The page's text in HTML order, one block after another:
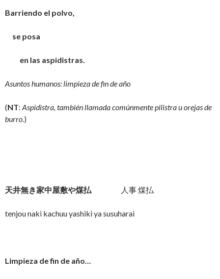
Barriendo el polvo,
se posa
en las aspidistras.
Asuntos humanos: limpieza de fin de año
(NT: Aspidistra, también llamada comúnmente pilistra u orejas de
burro.)
天井無き家中屋敷や煤払 人事 煤払
tenjou naki kachuu yashiki ya susuharai
Limpieza de fin de año…